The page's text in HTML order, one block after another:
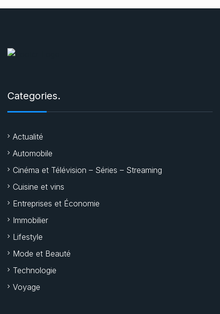
Categories.
Actualité
Automobile
Cinéma et Télévision – Séries – Streaming
Cuisine et vins
Entreprises et Économie
Immobilier
Lifestyle
Mode et Beauté
Technologie
Voyage